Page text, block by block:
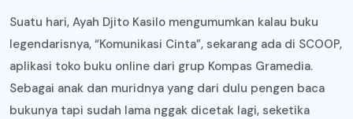
Suatu hari, Ayah Djito Kasilo mengumumkan kalau buku
legendarisnya, “Komunikasi Cinta”, sekarang ada di SCOOP,
aplikasi toko buku online dari grup Kompas Gramedia.
Sebagai anak dan muridnya yang dari dulu pengen baca
bukunya tapi sudah lama nggak dicetak lagi, seketika